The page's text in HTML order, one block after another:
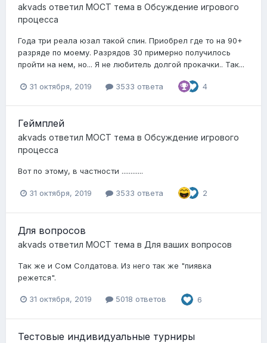
akvads ответил MOCT тема в Обсуждение игрового
процесса
Года три реала юзал такой спин. Приобрел где то на 90+
разряде по моему. Разрядов 30 примерно получилось
пройти на нем, но... Я не любитель долгой прокачки.. Так...
31 октября, 2019 3533 ответа 4
Геймплей
akvads ответил MOCT тема в Обсуждение игрового
процесса
Вот по этому, в частности ............
31 октября, 2019 3533 ответа 2
Для вопросов
akvads ответил MOCT тема в Для ваших вопросов
Так же и Сом Солдатова. Из него так же "пиявка
режется".
31 октября, 2019 5018 ответов 6
Тестовые индивидуальные турниры